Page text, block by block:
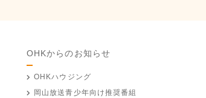
OHKからのお知らせ
OHKハウジング
岡山放送青少年向け推奨番組